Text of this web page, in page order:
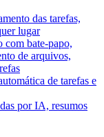
das tarefas,
lugar
com bate-papo,
de arquivos,
de tarefas e
por IA, resumos